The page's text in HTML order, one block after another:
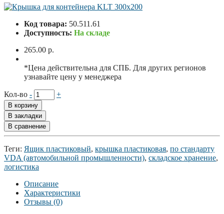
Код товара: 50.511.61
Доступность: На складе
265.00 р.
*Цена действительна для СПБ. Для других регионов
узнавайте цену у менеджера
Кол-во - +
В корзину
В закладки
В сравнение
Теги: Ящик пластиковый, крышка пластиковая, по стандарту
VDA (автомобильной промышленности), складское хранение,
логистика
Описание
Характеристики
Отзывы (0)